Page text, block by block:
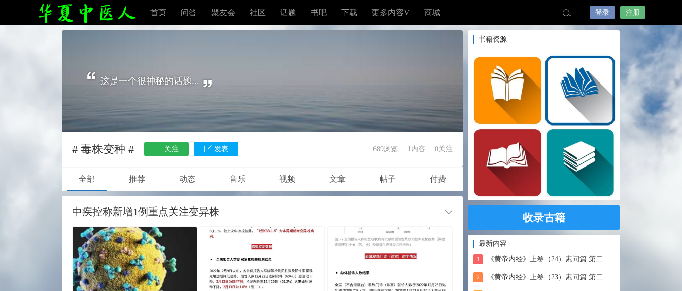
首页 问答 聚友会 社区 话题 书吧 下载 更多内容V 商城 登录 注册
书籍资源
收录古籍
最新内容
1 《黄帝内经》上卷（24）素问篇 第二十四篇 血气形志篇第
2 《黄帝内经》上卷（23）素问篇 第二十三篇 宣明五气
这是一个很神秘的话题...
# 毒株变种 # 关注 发表 689浏览 1内容 0关注
全部 推荐 动态 音乐 视频 文章 帖子 付费
中疾控称新增1例重点关注变异株